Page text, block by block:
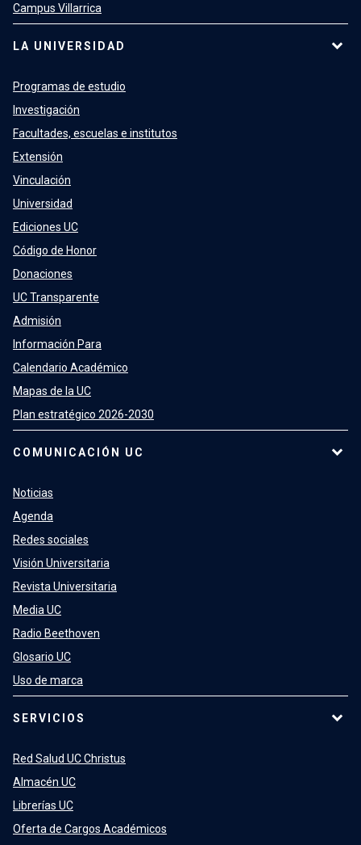
Campus Villarrica
LA UNIVERSIDAD
Programas de estudio
Investigación
Facultades, escuelas e institutos
Extensión
Vinculación
Universidad
Ediciones UC
Código de Honor
Donaciones
UC Transparente
Admisión
Información Para
Calendario Académico
Mapas de la UC
Plan estratégico 2026-2030
COMUNICACIÓN UC
Noticias
Agenda
Redes sociales
Visión Universitaria
Revista Universitaria
Media UC
Radio Beethoven
Glosario UC
Uso de marca
SERVICIOS
Red Salud UC Christus
Almacén UC
Librerías UC
Oferta de Cargos Académicos